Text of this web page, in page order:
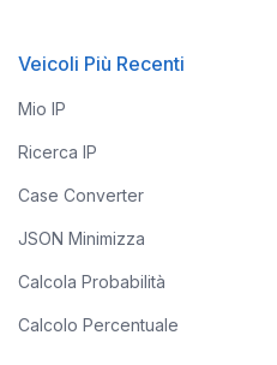
Veicoli Più Recenti
Mio IP
Ricerca IP
Case Converter
JSON Minimizza
Calcola Probabilità
Calcolo Percentuale